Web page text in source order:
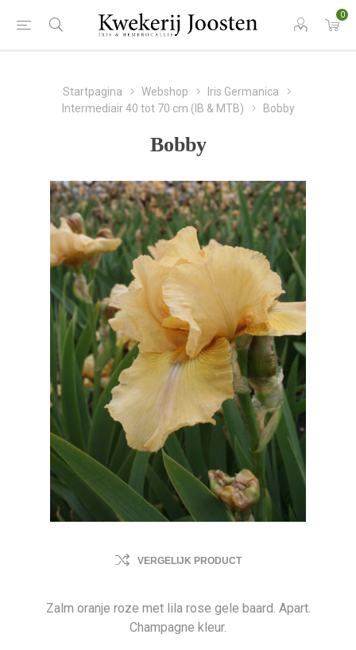
0
Startpagina Webshop
Iris Germanica
Intermediair 40 tot 70 cm (IB & MTB)
Bobby
Bobby
VERGELIJK PRODUCT
Zalm oranje roze met lila rose gele baard. Apart.
Champagne kleur.